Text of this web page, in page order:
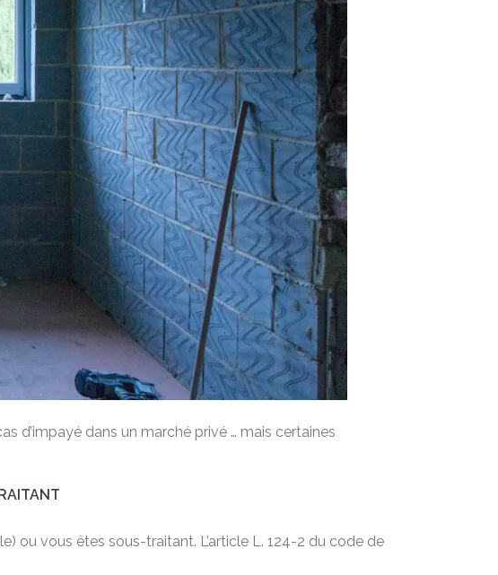
d’impayé dans un marché privé … mais certaines
ou vous êtes sous-traitant. L’article L. 124-2 du code de